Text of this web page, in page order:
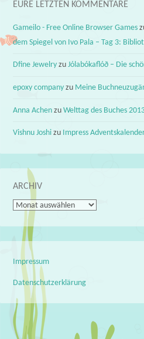
EURE LETZTEN KOMMENTARE
Gameilo - Free Online Browser Games
dem Spiegel von Ivo Pala – Tag 3:
Dfine Jewelry zuJólabókaflóð – Die
epoxy company zu Meine
Anna Achen zuWelttag des Buches
Vishnu Joshi zu Impress
ARCHIV
Archiv
Impressum
Datenschutzerklärung